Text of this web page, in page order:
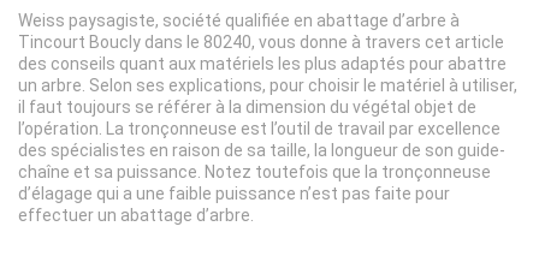
Weiss paysagiste, société qualifiée en abattage d’arbre à
Tincourt Boucly dans le 80240, vous donne à travers cet article
des conseils quant aux matériels les plus adaptés pour abattre
un arbre. Selon ses explications, pour choisir le matériel à utiliser,
il faut toujours se référer à la dimension du végétal objet de
l’opération. La tronçonneuse est l’outil de travail par excellence
des spécialistes en raison de sa taille, la longueur de son guide-
chaîne et sa puissance. Notez toutefois que la tronçonneuse
d’élagage qui a une faible puissance n’est pas faite pour
effectuer un abattage d’arbre.